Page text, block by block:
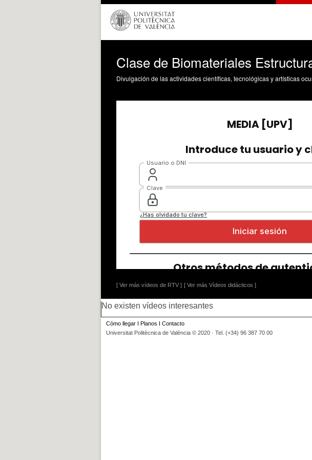
Clase de Biomateriales
Divulgación de las actividades científicas, tecnológicas y artísticas
[ Ver más vídeos de RTV ] [ Ver más Vídeos didácticos ]
No existen vídeos interesantes
Cómo llegar I Planos I Contacto
Universitat Politècnica de València © 2020 · Tel. (+34) 96 387 70 00